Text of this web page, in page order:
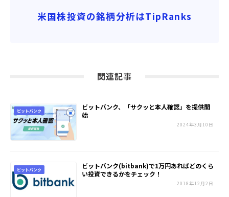
米国株投資の銘柄分析はTipRanks
関連記事
ビットバンク
ビットバンク、「サクッと本人確認」を提供開
始
2024年3月10日
ビットバンク
ビットバンク(bitbank)で1万円あればどのくら
い投資できるかをチェック！
2018年12月2日